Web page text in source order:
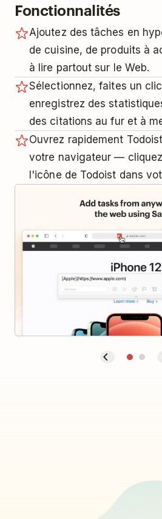
Fonctionnalités
Ajoutez des tâches en
de cuisine, de produits à
à lire partout sur le Web.
Sélectionnez, faites un
enregistrez des
des citations au fur et à
Ouvrez rapidement
votre navigateur —
l'icône de Todoist dans